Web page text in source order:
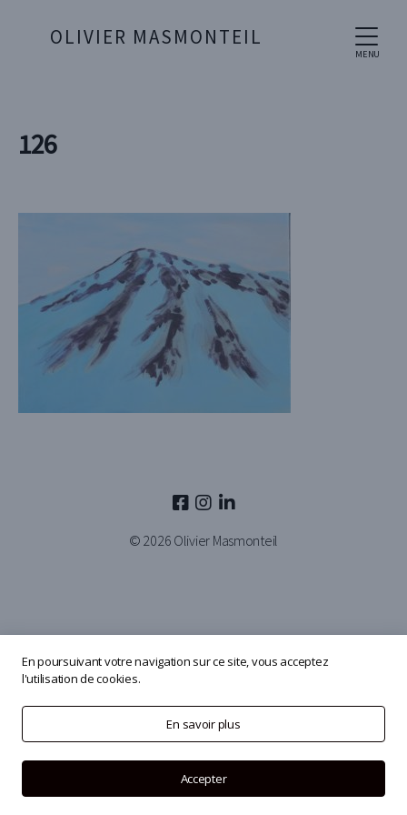
MENU
OLIVIER MASMONTEIL
126
© 2026 Olivier Masmonteil
En poursuivant votre navigation sur ce site, vous acceptez
l'utilisation de cookies.
En savoir plus
Accepter